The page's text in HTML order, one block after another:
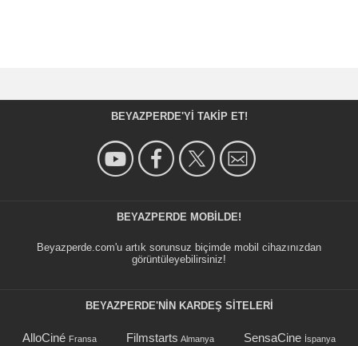
BEYAZPERDE'YI TAKIP ET!
BEYAZPERDE MOBILDE!
Beyazperde.com'u artık sorunsuz biçimde mobil cihazınızdan
görüntüleyebilirsiniz!
BEYAZPERDE'NIN KARDEŞ SİTELERİ
AlloCiné Fransa Filmstarts Almanya SensaCine İspanya